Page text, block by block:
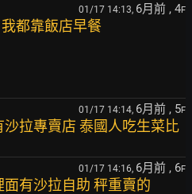
01/17 14:13, 6月前 , 4F
都靠飯店早餐
01/17 14:14, 6月前 , 5F
拉專賣店 泰國人吃生菜比
01/17 14:16, 6月前 , 6F
有沙拉自助 秤重賣的